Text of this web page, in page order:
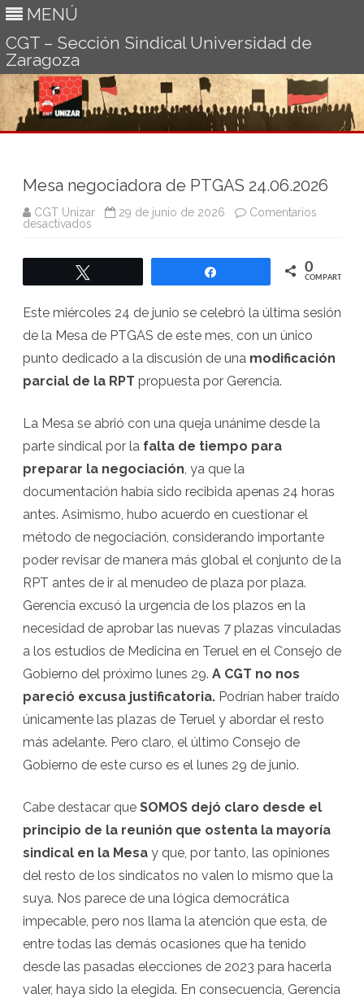
MENÚ
CGT – Sección Sindical Universidad de
Zaragoza
Mesa negociadora de PTGAS 24.06.2026
CGT Unizar 29 de junio de 2026
Comentarios
desactivados
de
0
COMPARTIR
Este miércoles 24 de junio se celebró la última sesión
de la Mesa de PTGAS de este mes, con un único
punto dedicado a la discusión de una modificación
parcial de la RPT propuesta por Gerencia.
La Mesa se abrió con una queja unánime desde la
parte sindical por la falta de tiempo para
preparar la negociación, ya que la
documentación había sido recibida apenas 24 horas
antes. Asimismo, hubo acuerdo en cuestionar el
método de negociación, considerando importante
poder revisar de manera más global el conjunto de la
RPT antes de ir al menudeo de plaza por plaza.
Gerencia excusó la urgencia de los plazos en la
necesidad de aprobar las nuevas 7 plazas vinculadas
a los estudios de Medicina en Teruel en el Consejo de
Gobierno del próximo lunes 29. A CGT no nos
pareció excusa justificatoria. Podrían haber traído
únicamente las plazas de Teruel y abordar el resto
más adelante. Pero claro, el último Consejo de
Gobierno de este curso es el lunes 29 de junio.
Cabe destacar que SOMOS dejó claro desde el
principio de la reunión que ostenta la mayoría
sindical en la Mesa y que, por tanto, las opiniones
del resto de los sindicatos no valen lo mismo que la
suya. Nos parece de una lógica democrática
impecable, pero nos llama la atención que esta, de
entre todas las demás ocasiones que ha tenido
desde las pasadas elecciones de 2023 para hacerla
valer, haya sido la elegida. En consecuencia, Gerencia